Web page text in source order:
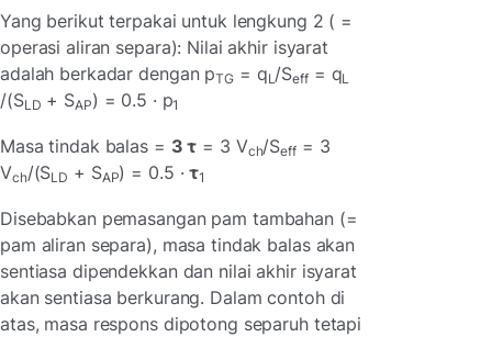
Yang berikut terpakai untuk lengkung 2 ( =
operasi aliran separa): Nilai akhir isyarat
adalah berkadar dengan pTG= qL/Seff= qL
/(SLD + SAP) = 0.5 · p1
Masa tindak balas = 3 τ = 3 Vch/Seff= 3
Vch/(SLD + SAP) = 0.5 ·τ1
Disebabkan pemasangan pam tambahan (=
pam aliran separa), masa tindak balas akan
sentiasa dipendekkan dan nilai akhir isyarat
akan sentiasa berkurang. Dalam contoh di
atas, masa respons dipotong separuh tetapi